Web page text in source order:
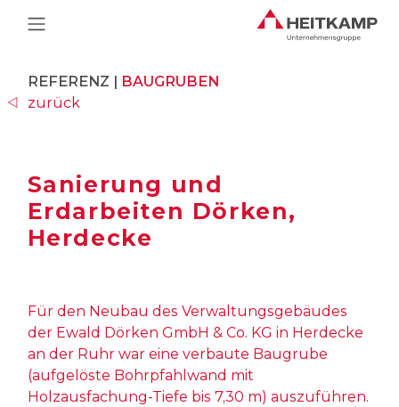
Main Navigation
REFERENZ | BAUGRUBEN
zurück
Sanierung und
Erdarbeiten Dörken,
Herdecke
Für den Neubau des Verwaltungsgebäudes
der Ewald Dörken GmbH & Co. KG in Herdecke
an der Ruhr war eine verbaute Baugrube
(aufgelöste Bohrpfahlwand mit
Holzausfachung-Tiefe bis 7,30 m) auszuführen.